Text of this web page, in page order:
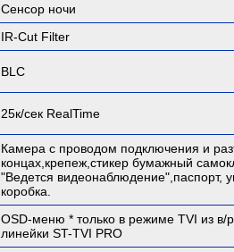
Сенсор ночи
IR-Cut Filter
BLC
25к/сек RealTime
Камера с проводом подключения и
концах,крепеж,стикер бумажный
"Ведется видеонаблюдение",паспорт,
коробка.
OSD-меню * только в режиме TVI из в/
линейки ST-TVI PRO